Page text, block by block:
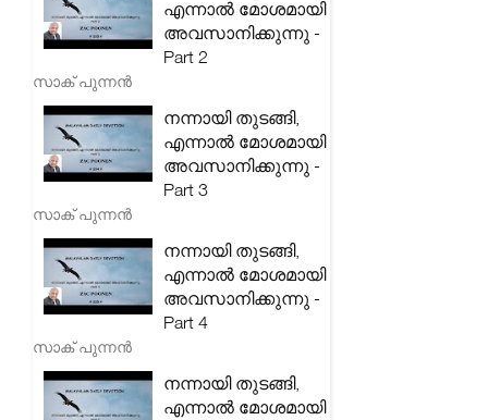
എന്നാൽ മോശമായി
അവസാനിക്കുന്നു -
Part 2
സാക് പുന്നൻ
നന്നായി തുടങ്ങി,
എന്നാൽ മോശമായി
അവസാനിക്കുന്നു -
Part 3
സാക് പുന്നൻ
നന്നായി തുടങ്ങി,
എന്നാൽ മോശമായി
അവസാനിക്കുന്നു -
Part 4
സാക് പുന്നൻ
നന്നായി തുടങ്ങി,
എന്നാൽ മോശമായി